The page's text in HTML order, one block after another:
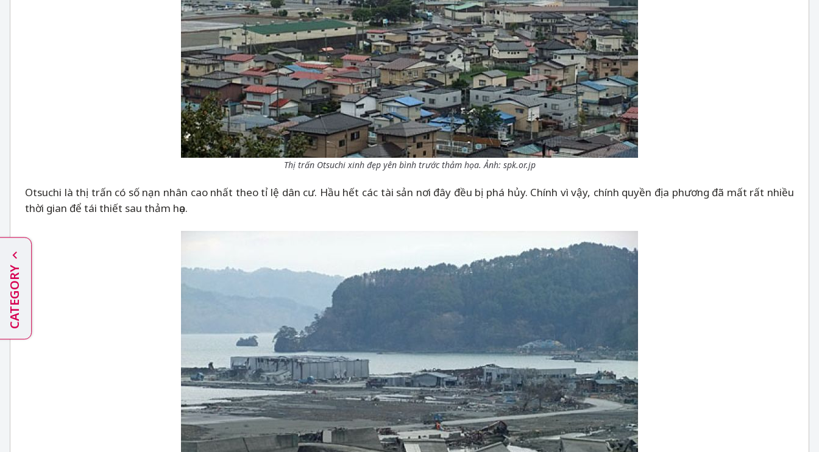
Thị trấn Otsuchi xinh đẹp yên bình trước thảm họa. Ảnh: spk.or.jp
Otsuchi là thị trấn có số nạn nhân cao nhất theo tỉ lệ dân cư. Hầu hết các tài sản nơi đây đều bị phá hủy. Chính vì vậy, chính quyền địa phương đã mất rất nhiều
thời gian để tái thiết sau thảm họa.
CATEGORY